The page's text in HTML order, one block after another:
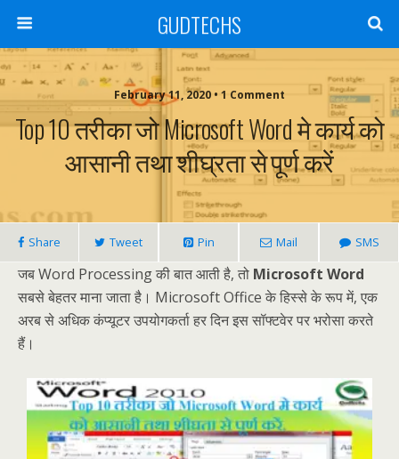
GUDTECHS
February 11, 2020 • 1 Comment
Top 10 तरीका जो Microsoft Word मे कार्य को
आसानी तथा शीघ्रता से पूर्ण करें
Share Tweet Pin Mail SMS
जब Word Processing की बात आती है, तो Microsoft Word
सबसे बेहतर माना जाता है। Microsoft Office के हिस्से के रूप में, एक
अरब से अधिक कंप्यूटर उपयोगकर्ता हर दिन इस सॉफ्टवेर पर भरोसा करते
हैं।